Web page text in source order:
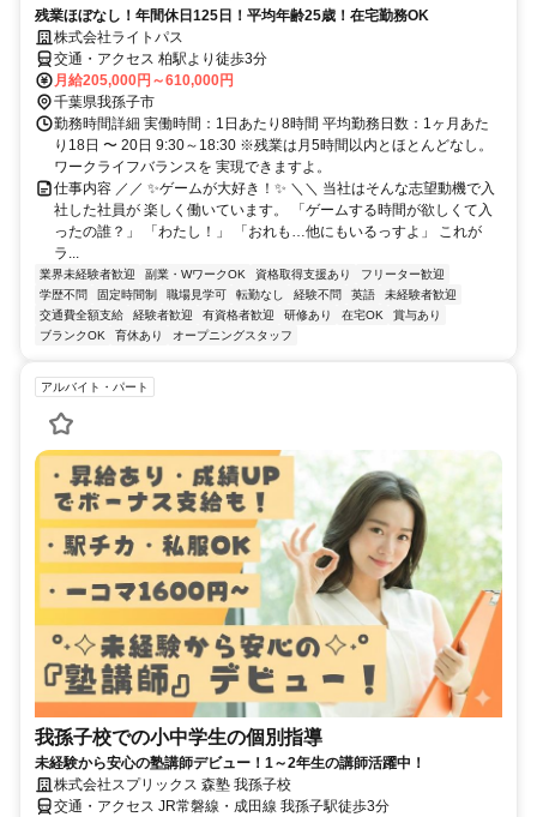
残業ほぼなし！年間休日125日！平均年齢25歳！在宅勤務OK
株式会社ライトパス
交通・アクセス 柏駅より徒歩3分
月給205,000円～610,000円
千葉県我孫子市
勤務時間詳細 実働時間：1日あたり8時間 平均勤務日数：1ヶ月あた
り18日 〜 20日 9:30～18:30 ※残業は月5時間以内とほとんどなし。
ワークライフバランスを 実現できますよ。
仕事内容 ／／ ✨ゲームが大好き！✨ ＼＼ 当社はそんな志望動機で入
社した社員が 楽しく働いています。 「ゲームする時間が欲しくて入
ったの誰？」 「わたし！」 「おれも…他にもいるっすよ」 これが
ラ...
業界未経験者歓迎 副業・WワークOK 資格取得支援あり
フリーター歓迎
学歴不問
固定時間制 職場見学可 転勤なし 経験不問 英語
未経験者歓迎
交通費全額支給
経験者歓迎 有資格者歓迎 研修あり 在宅OK
賞与あり
ブランクOK
育休あり オープニングスタッフ
アルバイト・パート
我孫子校での小中学生の個別指導
未経験から安心の塾講師デビュー！1～2年生の講師活躍中！
株式会社スプリックス 森塾 我孫子校
交通・アクセス JR常磐線・成田線 我孫子駅徒歩3分